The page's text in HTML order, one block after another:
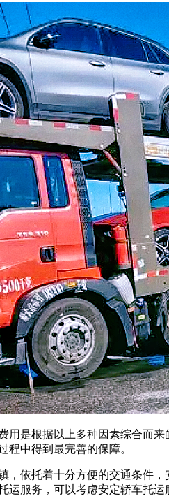
用是根据以上多种因素综合而
程中得到最完善的保障。
，依托着十分方便的交通条件
运服务，可以考虑安定轿车托